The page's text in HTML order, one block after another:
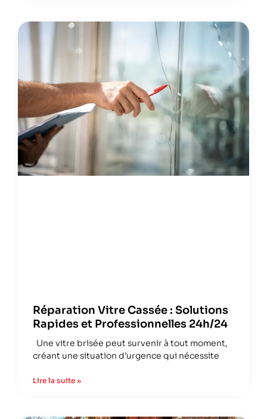
Réparation Vitre Cassée : Solutions
Rapides et Professionnelles 24h/24
Une vitre brisée peut survenir à tout moment,
créant une situation d’urgence qui nécessite
Lire la suite »